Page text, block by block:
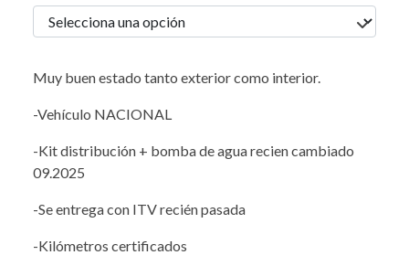
Muy buen estado tanto exterior como interior.
-Vehículo NACIONAL
-Kit distribución + bomba de agua recien cambiado
09.2025
-Se entrega con ITV recién pasada
-Kilómetros certificados